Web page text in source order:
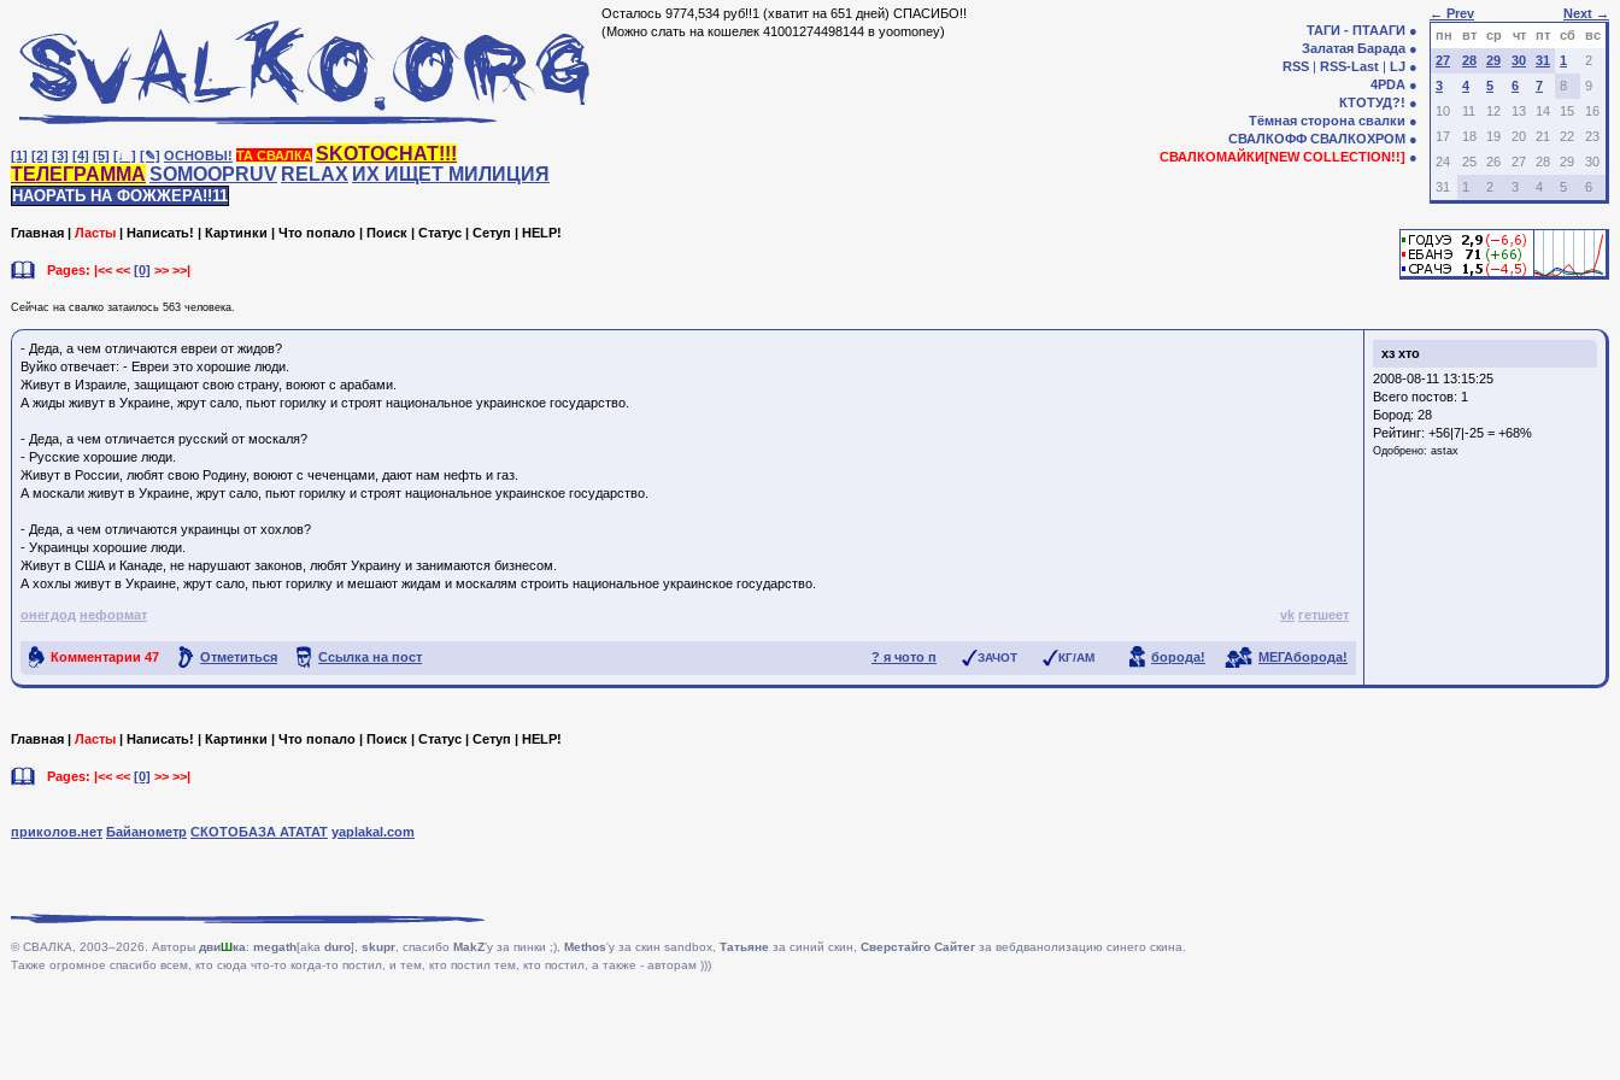
[1] [2] [3] [4] [5] [♩] [✎] ОСНОВЫ! ТА СВАЛКА SKOTOCHAT!!!
ТЕЛЕГРАММА SOMOOPRUV RELAX ИХ ИЩЕТ МИЛИЦИЯ
НАОРАТЬ НА ФОЖЖЕРА!!11
Осталось 9774,534 руб!!1 (хватит на 651 дней) СПАСИБО!!
(Можно слать на кошелек 41001274498144 в yoomoney)
ТАГИ - ПТААГИ
Залатая Барада
RSS | RSS-Last | LJ
4PDA
КТОТУД?!
Тёмная сторона свалки
СВАЛКОФФ СВАЛКОХРОМ
СВАЛКОМАЙКИ[NEW COLLECTION!!]
← Prev
Next →
пн
вт ср чт пт сб
вс
27
28 29 30 31 1
2
3
4 5 6 7 8
9
10
11 12 13 14 15
16
17
18 19 20 21 22
23
24
25 26 27 28 29
30
31
1 2 3 4 5 6
Главная | Ласты | Написать! | Картинки | Что попало | Поиск | Статус | Сетуп | HELP!
Pages: |<< << [0] >> >>|
Сейчас на cвалко затаилось 563 человека.
хз хто
2008-08-11 13:15:25
Всего постов: 1
Бород: 28
Рейтинг: +56|7|-25 = +68%
Одобрено: astax
- Деда, а чем отличаются евреи от жидов?
Вуйко отвечает: - Евреи это хорошие люди.
Живут в Израиле, защищают свою страну, воюют с арабами.
А жиды живут в Украине, жрут сало, пьют горилку и строят национальное украинское государство.
- Деда, а чем отличается русский от москаля?
- Русские хорошие люди.
Живут в России, любят свою Родину, воюют с чеченцами, дают нам нефть и газ.
А москали живут в Украине, жрут сало, пьют горилку и строят национальное украинское государство.
- Деда, а чем отличаются украинцы от хохлов?
- Украинцы хорошие люди.
Живут в США и Канаде, не нарушают законов, любят Украину и занимаются бизнесом.
А хохлы живут в Украине, жрут сало, пьют горилку и мешают жидам и москалям строить национальное украинское государство.
онегдод неформат vk гетшеет
? я чото п ЗАЧОТ КГ/АМ борода! МЕГАборода!
Комментарии 47 Отметиться Ссылка на пост
Главная | Ласты | Написать! | Картинки | Что попало | Поиск | Статус | Сетуп | HELP!
Pages: |<< << [0] >> >>|
приколов.нет Байанометр СКОТОБАЗА АТАТАТ yaplakal.com
© СВАЛКА, 2003–2026. Авторы двиШка: megath[aka duro], skupr , спасибо MakZ'у за пинки ;), Methos'у за скин sandbox, Татьяне за синий скин, Сверстайго Сайтег за вебдванолизацию синего скина.
Также огромное спасибо всем, кто сюда что-то когда-то постил, и тем, кто постил тем, кто постил, а также - авторам )))